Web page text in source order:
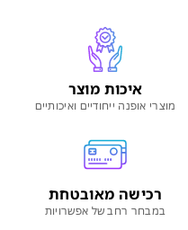
איכות מוצר
מוצרי אופנה ייחודיים ואיכותיים
רכישה מאובטחת
במבחר רחב של אפשרויות